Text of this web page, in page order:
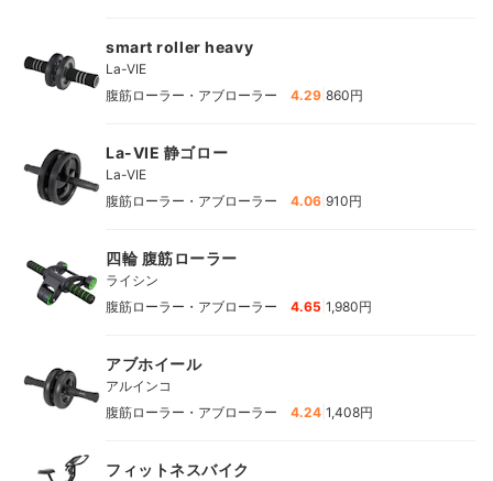
smart roller heavy
La-VIE
腹筋ローラー・アブローラー
4.29 860円
La-VIE 静ゴロー
La-VIE
腹筋ローラー・アブローラー
4.06 910円
四輪 腹筋ローラー
ライシン
腹筋ローラー・アブローラー
4.65 1,980円
アブホイール
アルインコ
腹筋ローラー・アブローラー
4.24 1,408円
フィットネスバイク